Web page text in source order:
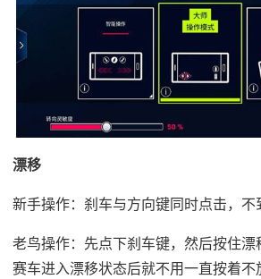
漂移
新手操作：刹车与方向键同时点击，不
老鸟操作：先点下刹车键，然后按住漂
赛车进入漂移状态后就不用一直按着